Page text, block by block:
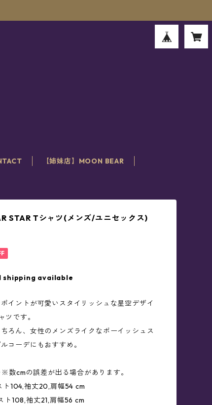
【姉妹店】MOON BEAR
STAR Tシャツ(メンズ/ユニセックス)
available
イントが可愛いスタイリッシュな星空デザイ
ツです。
ろん、女性のメンズライクなボーイッシュス
コーデにもおすすめ。
数cmの誤差が出る場合があります。
ト104,袖丈20,肩幅54 cm
ト108,袖丈21,肩幅56 cm